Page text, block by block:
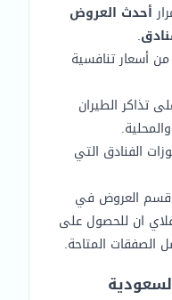
أحدث العروض
.
من أسعار تنافسية
تذاكر الطيران
الفنادق التي
قسم العروض في
ان للحصول على
الصفقات المتاحة.